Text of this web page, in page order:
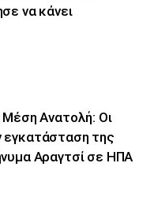
να κάνει
Μέση Ανατολή: Οι
εγκατάσταση της
Αραγτσί σε ΗΠΑ